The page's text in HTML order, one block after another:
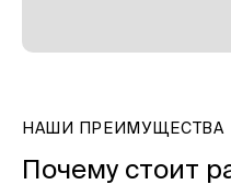
НАШИ ПРЕИМУЩЕСТВА
Почему стоит